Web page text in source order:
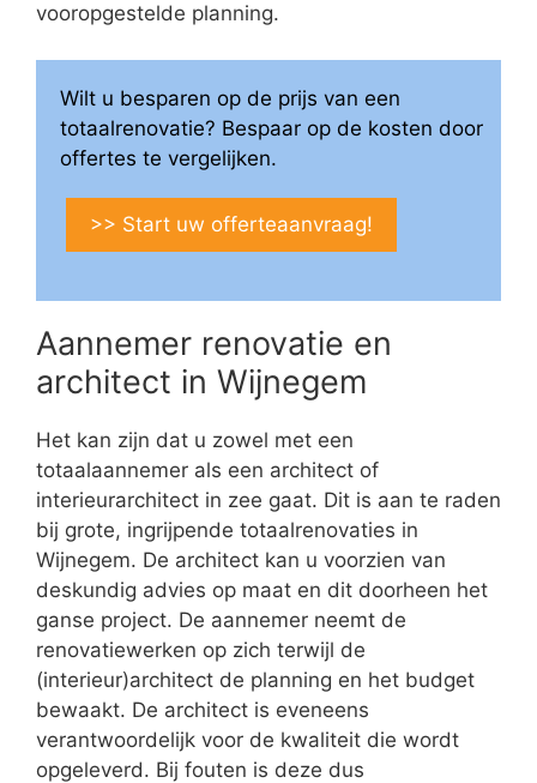
vooropgestelde planning.
Wilt u besparen op de prijs van een
totaalrenovatie? Bespaar op de kosten door
offertes te vergelijken.
>> Start uw offerteaanvraag!
Aannemer renovatie en
architect in Wijnegem
Het kan zijn dat u zowel met een
totaalaannemer als een architect of
interieurarchitect in zee gaat. Dit is aan te raden
bij grote, ingrijpende totaalrenovaties in
Wijnegem. De architect kan u voorzien van
deskundig advies op maat en dit doorheen het
ganse project. De aannemer neemt de
renovatiewerken op zich terwijl de
(interieur)architect de planning en het budget
bewaakt. De architect is eveneens
verantwoordelijk voor de kwaliteit die wordt
opgeleverd. Bij fouten is deze dus